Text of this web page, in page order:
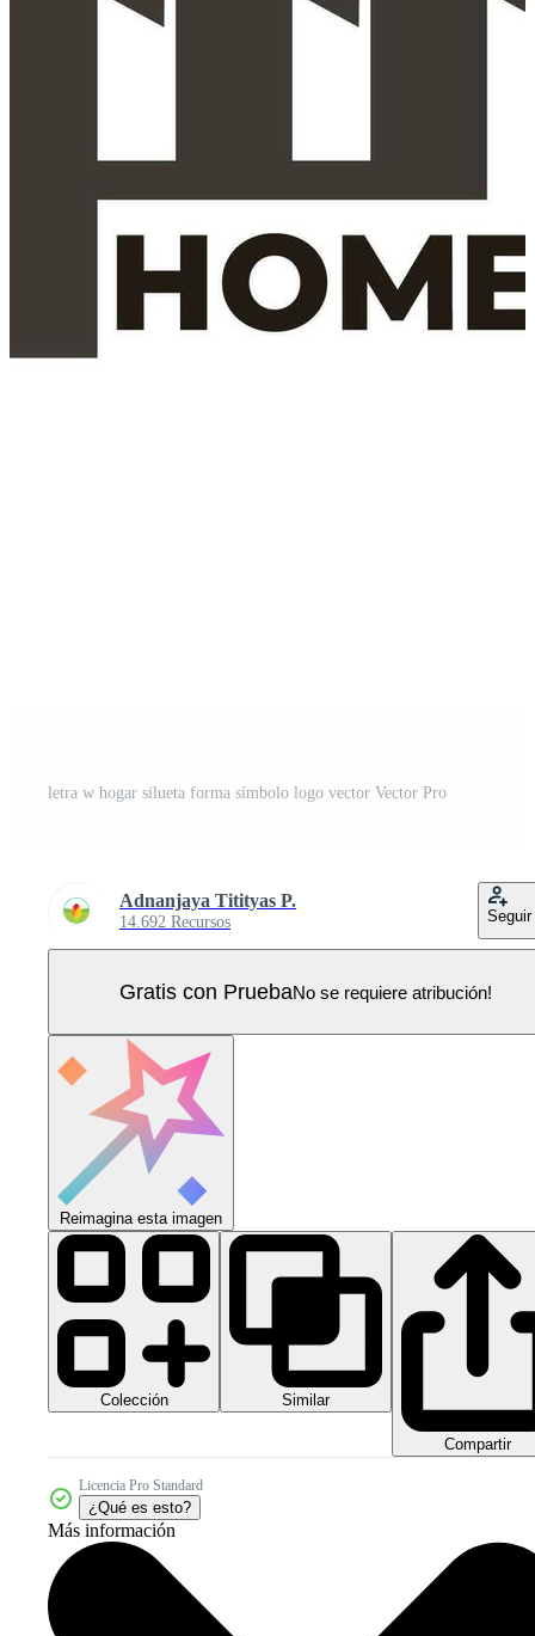
letra w hogar silueta forma símbolo logo vector Vector Pro
Adnanjaya Titityas P.
14.692 Recursos Seguir
Gratis con PruebaNo se requiere atribución!
Reimagina esta imagen
Colección Similar
Compartir
Licencia Pro Standard
¿Qué es esto?
Más información